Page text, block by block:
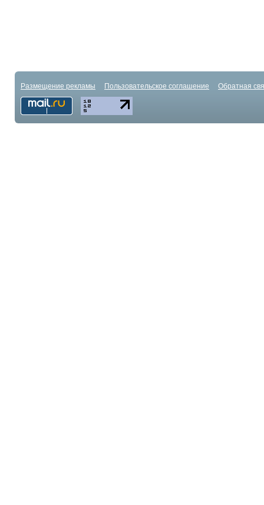
Размещение рекламы Пользовательское соглашение Обратная